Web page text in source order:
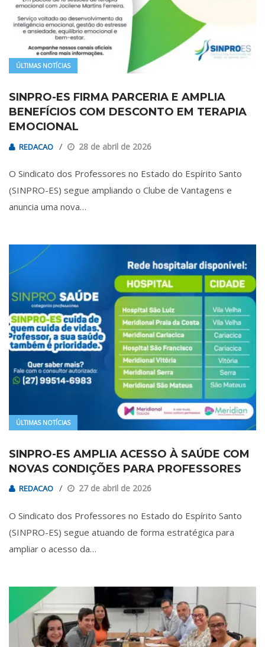
ÚLTIMAS NOTÍCIAS
SINPRO-ES FIRMA PARCERIA E AMPLIA
BENEFÍCIOS COM DESCONTO EM TERAPIA
EMOCIONAL
REDACAO 28 de abril de 2026
O Sindicato dos Professores no Estado do Espírito Santo
(SINPRO-ES) segue ampliando o Clube de Vantagens e
anuncia uma nova…
ÚLTIMAS NOTÍCIAS
SINPRO-ES AMPLIA ACESSO À SAÚDE COM
NOVAS CONDIÇÕES PARA PROFESSORES
REDACAO 27 de abril de 2026
O Sindicato dos Professores no Estado do Espírito Santo
(SINPRO-ES) segue atuando de forma estratégica para
ampliar o acesso da…